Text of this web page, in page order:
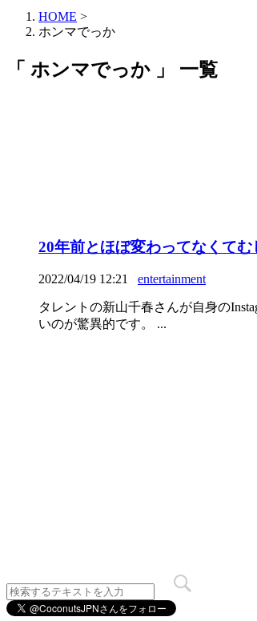
HOME >
ホンマでっか
「 ホンマでっか 」 一覧
20年前とほぼ変わってなくて
2022/04/19 12:21 entertainment
タレントの新山千春さんが自身の
いのが驚異的です。 ...